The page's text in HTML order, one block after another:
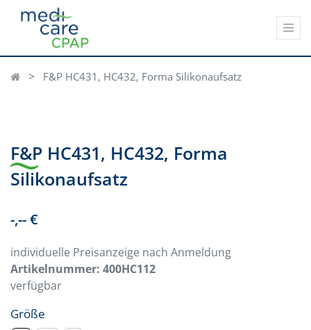
F&P HC431, HC432, Forma Silikonaufsatz
F&P HC431, HC432, Forma
Silikonaufsatz
-,-- €
individuelle Preisanzeige nach Anmeldung
Artikelnummer: 400HC112
verfügbar
Größe